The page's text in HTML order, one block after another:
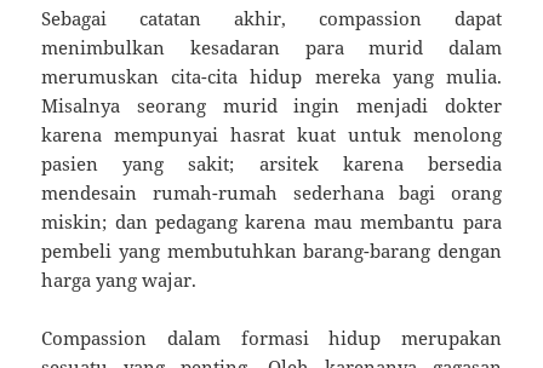
Sebagai catatan akhir, compassion dapat
menimbulkan kesadaran para murid dalam
merumuskan cita-cita hidup mereka yang mulia.
Misalnya seorang murid ingin menjadi dokter
karena mempunyai hasrat kuat untuk menolong
pasien yang sakit; arsitek karena bersedia
mendesain rumah-rumah sederhana bagi orang
miskin; dan pedagang karena mau membantu para
pembeli yang membutuhkan barang-barang dengan
harga yang wajar.
Compassion dalam formasi hidup merupakan